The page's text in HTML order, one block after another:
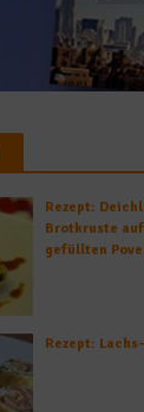
Rezept:
Brotkruste
gefüllten
Rezept: